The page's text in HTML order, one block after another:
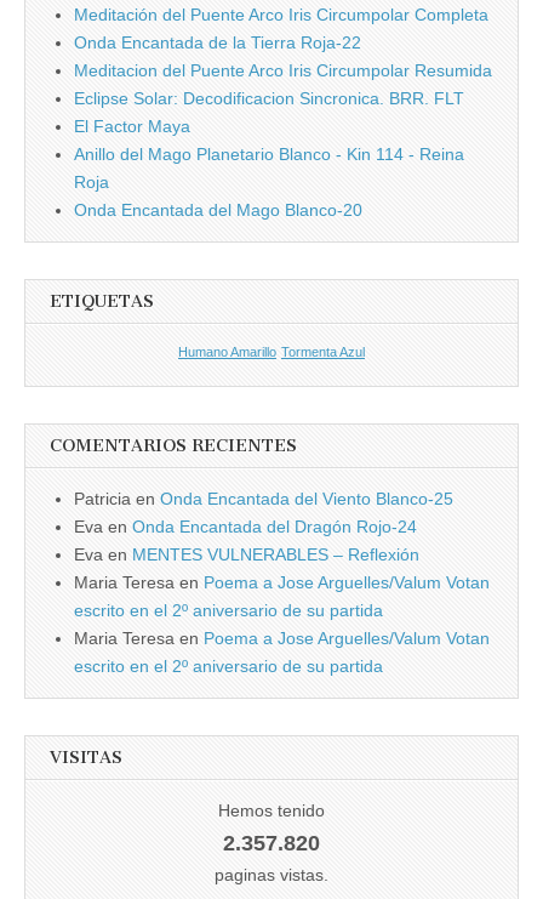
Meditación del Puente Arco Iris Circumpolar Completa
Onda Encantada de la Tierra Roja-22
Meditacion del Puente Arco Iris Circumpolar Resumida
Eclipse Solar: Decodificacion Sincronica. BRR. FLT
El Factor Maya
Anillo del Mago Planetario Blanco - Kin 114 - Reina
Roja
Onda Encantada del Mago Blanco-20
ETIQUETAS
Humano Amarillo Tormenta Azul
COMENTARIOS RECIENTES
Patricia en Onda Encantada del Viento Blanco-25
Eva en Onda Encantada del Dragón Rojo-24
Eva en MENTES VULNERABLES – Reflexión
Maria Teresa en Poema a Jose Arguelles/Valum Votan
escrito en el 2º aniversario de su partida
Maria Teresa en Poema a Jose Arguelles/Valum Votan
escrito en el 2º aniversario de su partida
VISITAS
Hemos tenido
2.357.820
paginas vistas.